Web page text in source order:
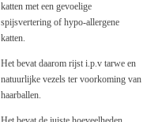
katten met een gevoelige
spijsvertering of hypo-allergene
katten.
Het bevat daarom rijst i.p.v tarwe en
natuurlijke vezels ter voorkoming van
haarballen.